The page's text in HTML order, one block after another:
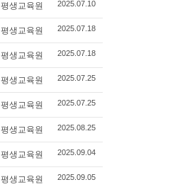
평생교육원 2025.07.10
평생교육원 2025.07.18
평생교육원 2025.07.18
평생교육원 2025.07.25
평생교육원 2025.07.25
평생교육원 2025.08.25
평생교육원 2025.09.04
평생교육원 2025.09.05